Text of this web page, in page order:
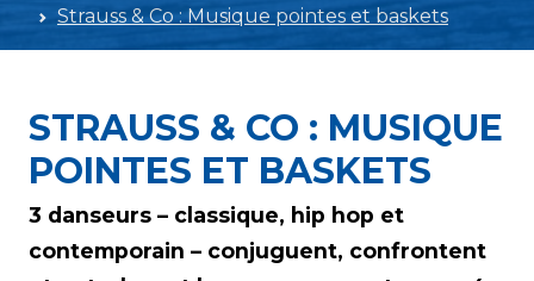
Strauss & Co : Musique pointes et baskets
STRAUSS & CO : MUSIQUE
POINTES ET BASKETS
3 danseurs – classique, hip hop et
contemporain – conjuguent, confrontent